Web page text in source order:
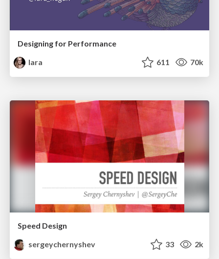
Designing for Performance
lara
611 70k
Speed Design
sergeychernyshev
33 2k